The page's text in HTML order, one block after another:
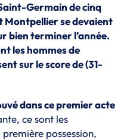
Germain de cinq
Montpellier se devaient
bien terminer l’année.
les hommes de
sur le score de (31-
dans ce premier acte
ce sont les
possession,